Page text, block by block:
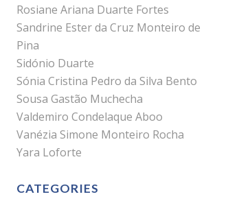
Rosiane Ariana Duarte Fortes
Sandrine Ester da Cruz Monteiro de
Pina
Sidónio Duarte
Sónia Cristina Pedro da Silva Bento
Sousa Gastão Muchecha
Valdemiro Condelaque Aboo
Vanézia Simone Monteiro Rocha
Yara Loforte
CATEGORIES